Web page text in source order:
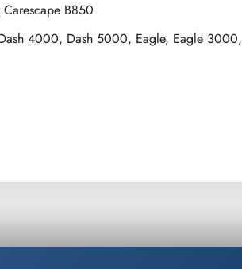
B850
4000, Dash 5000, Eagle, Eagle